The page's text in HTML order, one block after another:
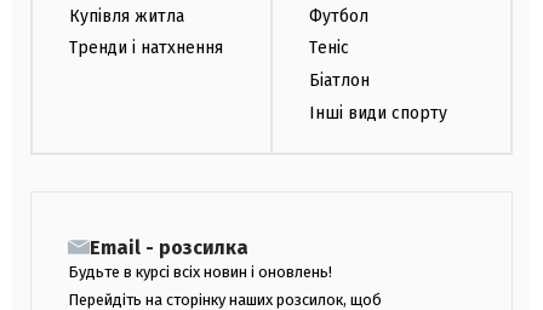
Купівля житла
Тренди і натхнення
Футбол
Теніс
Біатлон
Інші види спорту
Email - розсилка
Будьте в курсі всіх новин і оновлень!
Перейдіть на сторінку наших розсилок, щоб